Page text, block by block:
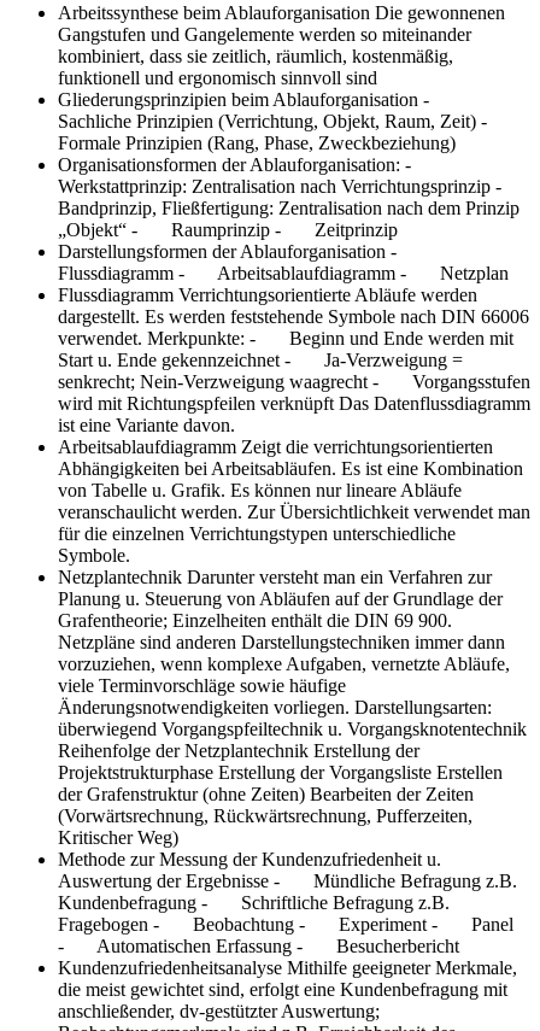
Arbeitssynthese beim Ablauforganisation Die gewonnenen
Gangstufen und Gangelemente werden so miteinander
kombiniert, dass sie zeitlich, räumlich, kostenmäßig,
funktionell und ergonomisch sinnvoll sind
Gliederungsprinzipien beim Ablauforganisation -
Sachliche Prinzipien (Verrichtung, Objekt, Raum, Zeit) -
Formale Prinzipien (Rang, Phase, Zweckbeziehung)
Organisationsformen der Ablauforganisation: -
Werkstattprinzip: Zentralisation nach Verrichtungsprinzip -
Bandprinzip, Fließfertigung: Zentralisation nach dem Prinzip
„Objekt“ - Raumprinzip - Zeitprinzip
Darstellungsformen der Ablauforganisation -
Flussdiagramm - Arbeitsablaufdiagramm - Netzplan
Flussdiagramm Verrichtungsorientierte Abläufe werden
dargestellt. Es werden feststehende Symbole nach DIN 66006
verwendet. Merkpunkte: - Beginn und Ende werden mit
Start u. Ende gekennzeichnet - Ja-Verzweigung =
senkrecht; Nein-Verzweigung waagrecht - Vorgangsstufen
wird mit Richtungspfeilen verknüpft Das Datenflussdiagramm
ist eine Variante davon.
Arbeitsablaufdiagramm Zeigt die verrichtungsorientierten
Abhängigkeiten bei Arbeitsabläufen. Es ist eine Kombination
von Tabelle u. Grafik. Es können nur lineare Abläufe
veranschaulicht werden. Zur Übersichtlichkeit verwendet man
für die einzelnen Verrichtungstypen unterschiedliche
Symbole.
Netzplantechnik Darunter versteht man ein Verfahren zur
Planung u. Steuerung von Abläufen auf der Grundlage der
Grafentheorie; Einzelheiten enthält die DIN 69 900.
Netzpläne sind anderen Darstellungstechniken immer dann
vorzuziehen, wenn komplexe Aufgaben, vernetzte Abläufe,
viele Terminvorschläge sowie häufige
Änderungsnotwendigkeiten vorliegen. Darstellungsarten:
überwiegend Vorgangspfeiltechnik u. Vorgangsknotentechnik
Reihenfolge der Netzplantechnik Erstellung der
Projektstrukturphase Erstellung der Vorgangsliste Erstellen
der Grafenstruktur (ohne Zeiten) Bearbeiten der Zeiten
(Vorwärtsrechnung, Rückwärtsrechnung, Pufferzeiten,
Kritischer Weg)
Methode zur Messung der Kundenzufriedenheit u.
Auswertung der Ergebnisse - Mündliche Befragung z.B.
Kundenbefragung - Schriftliche Befragung z.B.
Fragebogen - Beobachtung - Experiment - Panel
- Automatischen Erfassung - Besucherbericht
Kundenzufriedenheitsanalyse Mithilfe geeigneter Merkmale,
die meist gewichtet sind, erfolgt eine Kundenbefragung mit
anschließender, dv-gestützter Auswertung;